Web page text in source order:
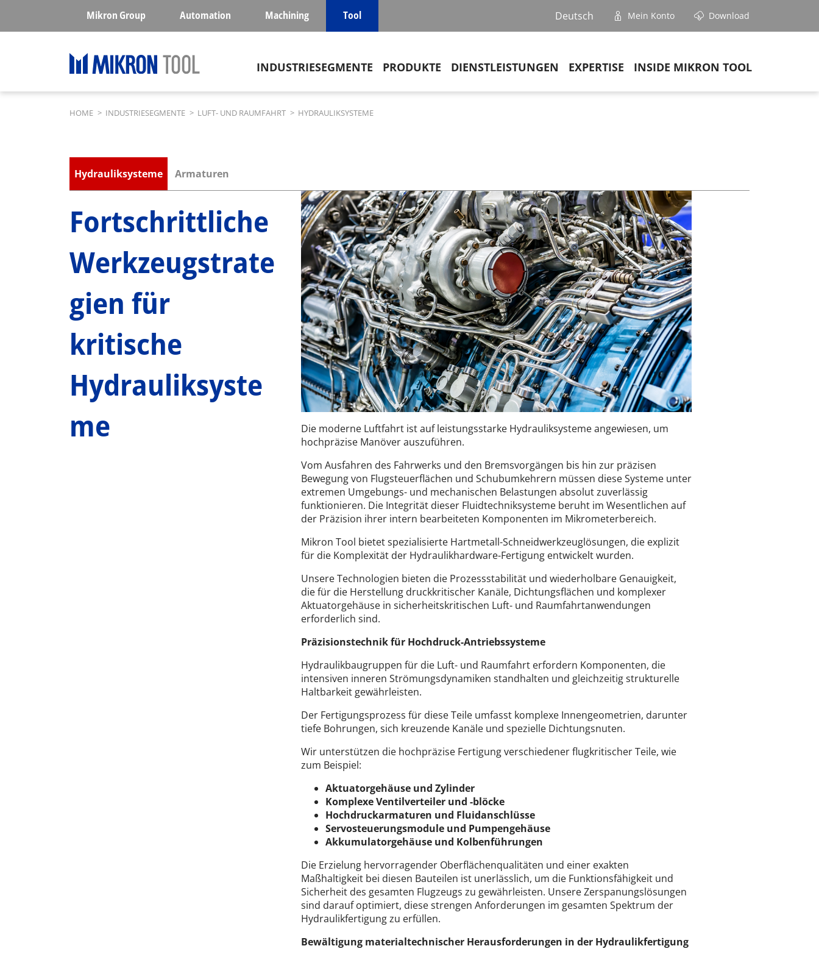
Mikron Group Automation Machining Tool Deutsch Mein Konto Download
Main navigation
INDUSTRIESEGMENTE PRODUKTE DIENSTLEISTUNGEN EXPERTISE INSIDE MIKRON TOOL
Breadcrumb
HOME > INDUSTRIESEGMENTE > LUFT- UND RAUMFAHRT > HYDRAULIKSYSTEME
Submenu industries
Hydrauliksysteme Armaturen
Fortschrittliche
Werkzeugstrate
gien für
kritische
Hydrauliksyste
me
Die moderne Luftfahrt ist auf leistungsstarke Hydrauliksysteme angewiesen, um
hochpräzise Manöver auszuführen.
Vom Ausfahren des Fahrwerks und den Bremsvorgängen bis hin zur präzisen
Bewegung von Flugsteuerflächen und Schubumkehrern müssen diese Systeme unter
extremen Umgebungs- und mechanischen Belastungen absolut zuverlässig
funktionieren. Die Integrität dieser Fluidtechniksysteme beruht im Wesentlichen auf
der Präzision ihrer intern bearbeiteten Komponenten im Mikrometerbereich.
Mikron Tool bietet spezialisierte Hartmetall-Schneidwerkzeuglösungen, die explizit
für die Komplexität der Hydraulikhardware-Fertigung entwickelt wurden.
Unsere Technologien bieten die Prozessstabilität und wiederholbare Genauigkeit,
die für die Herstellung druckkritischer Kanäle, Dichtungsflächen und komplexer
Aktuatorgehäuse in sicherheitskritischen Luft- und Raumfahrtanwendungen
erforderlich sind.
Präzisionstechnik für Hochdruck-Antriebssysteme
Hydraulikbaugruppen für die Luft- und Raumfahrt erfordern Komponenten, die
intensiven inneren Strömungsdynamiken standhalten und gleichzeitig strukturelle
Haltbarkeit gewährleisten.
Der Fertigungsprozess für diese Teile umfasst komplexe Innengeometrien, darunter
tiefe Bohrungen, sich kreuzende Kanäle und spezielle Dichtungsnuten.
Wir unterstützen die hochpräzise Fertigung verschiedener flugkritischer Teile, wie
zum Beispiel:
Aktuatorgehäuse und Zylinder
Komplexe Ventilverteiler und -blöcke
Hochdruckarmaturen und Fluidanschlüsse
Servosteuerungsmodule und Pumpengehäuse
Akkumulatorgehäuse und Kolbenführungen
Die Erzielung hervorragender Oberflächenqualitäten und einer exakten
Maßhaltigkeit bei diesen Bauteilen ist unerlässlich, um die Funktionsfähigkeit und
Sicherheit des gesamten Flugzeugs zu gewährleisten. Unsere Zerspanungslösungen
sind darauf optimiert, diese strengen Anforderungen im gesamten Spektrum der
Hydraulikfertigung zu erfüllen.
Bewältigung materialtechnischer Herausforderungen in der Hydraulikfertigung